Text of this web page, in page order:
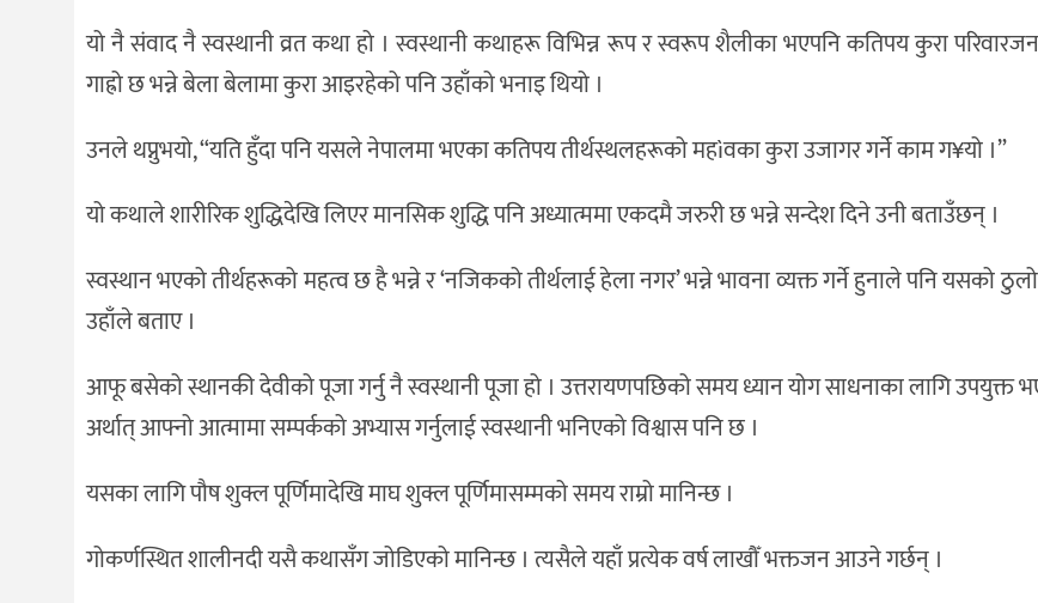
यो नै संवाद नै स्वस्थानी व्रत कथा हो । स्वस्थानी कथाहरू विभिन्न रूप र स्वरूप शैलीका भएपनि कतिपय कुरा
गाह्रो छ भन्ने बेला बेलामा कुरा आइरहेको पनि उहाँको भनाइ थियो ।
उनले थप्नुभयो, “यति हुँदा पनि यसले नेपालमा भएका कतिपय तीर्थस्थलहरूको महìवका कुरा उजागर गर्ने काम ग¥यो ।”
यो कथाले शारीरिक शुद्धिदेखि लिएर मानसिक शुद्धि पनि अध्यात्ममा एकदमै जरुरी छ भन्ने सन्देश दिने उनी बताउँछन् ।
स्वस्थान भएको तीर्थहरूको महत्व छ है भन्ने र ‘नजिकको तीर्थलाई हेला नगर’ भन्ने भावना व्यक्त गर्ने हुनाले पनि यसको
उहाँले बताए ।
आफू बसेको स्थानकी देवीको पूजा गर्नु नै स्वस्थानी पूजा हो । उत्तरायणपछिको समय ध्यान योग साधनाका लागि उपयुक्त
अर्थात् आफ्नो आत्मामा सम्पर्कको अभ्यास गर्नुलाई स्वस्थानी भनिएको विश्वास पनि छ ।
यसका लागि पौष शुक्ल पूर्णिमादेखि माघ शुक्ल पूर्णिमासम्मको समय राम्रो मानिन्छ ।
गोकर्णस्थित शालीनदी यसै कथासँग जोडिएको मानिन्छ । त्यसैले यहाँ प्रत्येक वर्ष लाखौँ भक्तजन आउने गर्छन् ।